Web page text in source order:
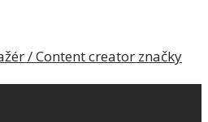
/ Content creator značky